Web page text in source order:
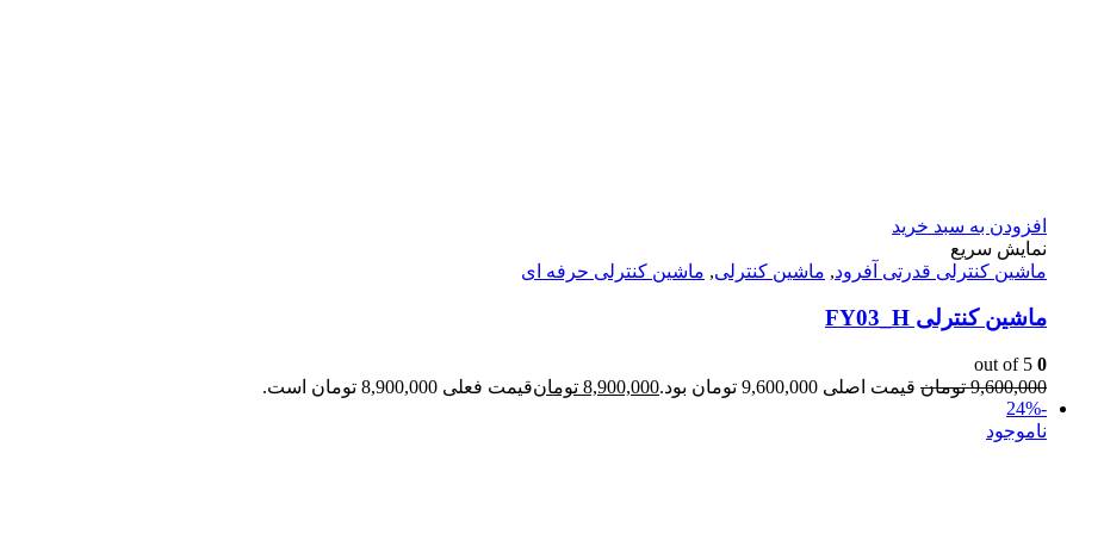
افزودن به سبد خرید
نمایش سریع
ماشين كنترلى قدرتى آفرود, ماشین کنترلی, ماشین کنترلی حرفه ای
ماشین کنترلی FY03_H
0
9,600,000 تومان قیمت اصلی 9,600,000 تومان بود. 8,900,000 تومانقیمت فعلی 8,900,000 تومان است.
-24%
ناموجود